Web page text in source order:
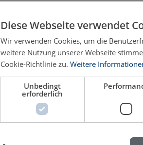
Diese Webseite verwendet
Wir verwenden Cookies, um die
weitere Nutzung unserer Webseite
Cookie-Richtlinie zu. Weitere
Unbedingt
erforderlich